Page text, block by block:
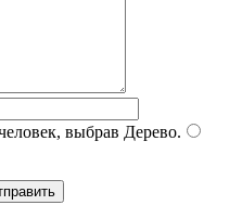
выбрав Дерево.